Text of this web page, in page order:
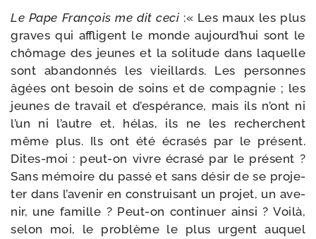
Le Pape François me dit ceci :« Les maux les plus
graves qui affligent le monde aujourd’­hui sont le
chô­mage des jeunes et la soli­tude dans laquelle
sont aban­don­nés les vieillards. Les per­sonnes
âgées ont besoin de soins et de com­pa­gnie ; les
jeunes de tra­vail et d’es­pé­rance, mais ils n’ont ni
l’un ni l’autre et, hélas, ils ne les recherchent
même plus. Ils ont été écra­sés par le pré­sent.
Dites-​moi : peut-​on vivre écra­sé par le pré­sent ?
Sans mémoire du pas­sé et sans désir de se pro­je­
ter dans l’a­ve­nir en construi­sant un pro­jet, un ave­
nir, une famille ? Peut-​on conti­nuer ain­si ? Voilà,
selon moi, le pro­blème le plus urgent auquel